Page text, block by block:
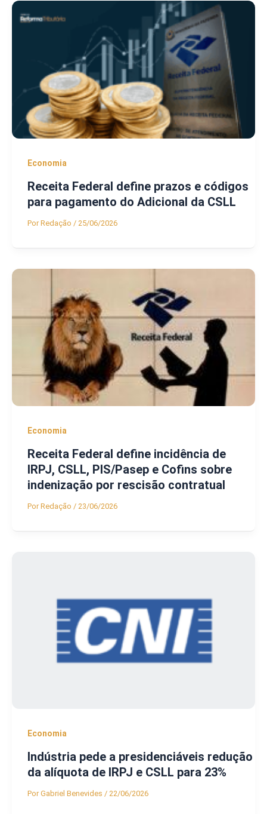
Economia
Receita Federal define prazos e códigos
para pagamento do Adicional da CSLL
PorRedação / 25/06/2026
Economia
Receita Federal define incidência de
IRPJ, CSLL, PIS/Pasep e Cofins sobre
indenização por rescisão contratual
PorRedação / 23/06/2026
Economia
Indústria pede a presidenciáveis redução
da alíquota de IRPJ e CSLL para 23%
PorGabriel Benevides / 22/06/2026